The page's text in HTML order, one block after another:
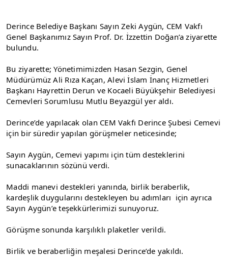
Derince Belediye Başkanı Sayın Zeki Aygün, CEM Vakfı
Genel Başkanımız Sayın Prof. Dr. İzzettin Doğan’a ziyarette
bulundu.
Bu ziyarette; Yönetimimizden Hasan Sezgin, Genel
Müdürümüz Ali Rıza Kaçan, Alevi İslam İnanç Hizmetleri
Başkanı Hayrettin Derun ve Kocaeli Büyükşehir Belediyesi
Cemevleri Sorumlusu Mutlu Beyazgül yer aldı.
Derince’de yapılacak olan CEM Vakfı Derince Şubesi Cemevi
için bir süredir yapılan görüşmeler neticesinde;
Sayın Aygün, Cemevi yapımı için tüm desteklerini
sunacaklarının sözünü verdi.
Maddi manevi destekleri yanında, birlik beraberlik,
kardeşlik duygularını destekleyen bu adımları  için ayrıca
Sayın Aygün’e teşekkürlerimizi sunuyoruz.
Görüşme sonunda karşılıklı plaketler verildi.
Birlik ve beraberliğin meşalesi Derince’de yakıldı.